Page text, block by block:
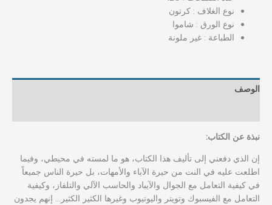
نوع الغلاف : كرتون
نوع الورق : شاموا
الطباعة : غير ملونة
الوصف
نبذة عن الكتاب:
إن الذي دفعني إلى تأليف هذا الكتاب، هو ما لمسته في محيطي، وفيما
اطلعت عليه في النت من حيرة الآباء والأمهات، بل حيرة الناس جميعاً
في كيفية التعامل مع الجوال والآيباد والحاسب الآلي والتلفاز، وكيفية
التعامل مع الفيسبوك وتويتر واليوتيوب وغيرها الكثير الكثير… إنهم يجدون